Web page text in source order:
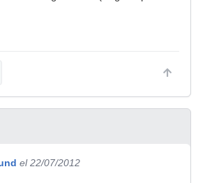
el 22/07/2012